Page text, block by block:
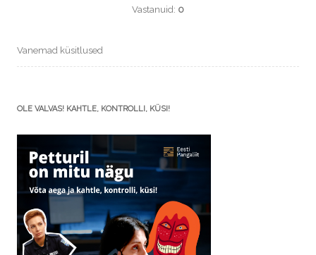
Vastanuid: 0
Vanemad küsitlused
OLE VALVAS! KAHTLE, KONTROLLI, KÜSI!